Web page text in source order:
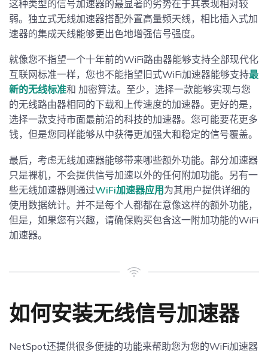
这种类型的信号加速器的最显著的劣势在于其表现相对较
弱。独立式无线加速器搭配外置高量频天线，相比插入式加
速器的集成天线能够更出色地增强信号强度。
就像您不指望一个十年前的WiFi路由器能够支持全部现代化
互联网标准一样，您也不能指望旧式WiFi加速器能够支持最
新的无线标准和 加密算法。至少，选择一款能够实现与您
的无线路由器相同的下载和上传速度的加速器。更好的是，
选择一款支持市面最前沿的科技的加速器。您可能要花更多
钱，但是您同样能够从中获得更加强大和稳定的信号覆盖。
最后，考虑无线加速器能够带来哪些额外功能。部分加速器
只是裸机，不会提供信号加速以外的任何附加功能。另有一
些无线加速器则通过WiFi加速器应用为其用户提供详细的
使用数据统计。并不是每个人都都在意像这样的额外功能，
但是，如果您有兴趣，请确保购买包含这一附加功能的WiFi
加速器。
如何安装无线信号加速器
NetSpot还提供很多便捷的功能来帮助您为您的WiFi加速器